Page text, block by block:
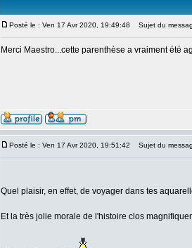
Posté le : Ven 17 Avr 2020, 19:49:48 Sujet du
Merci Maestro...cette parenthèse a vraiment été
Posté le : Ven 17 Avr 2020, 19:51:42 Sujet du
Quel plaisir, en effet, de voyager dans tes
Et la très jolie morale de l'histoire clos